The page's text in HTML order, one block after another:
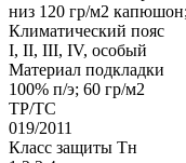
низ 120 гр/м2
Климатический пояс
I, II, III, IV, особый
Материал подкладки
100% п/э; 60 гр/м2
ТР/ТС
019/2011
Класс защиты Тн